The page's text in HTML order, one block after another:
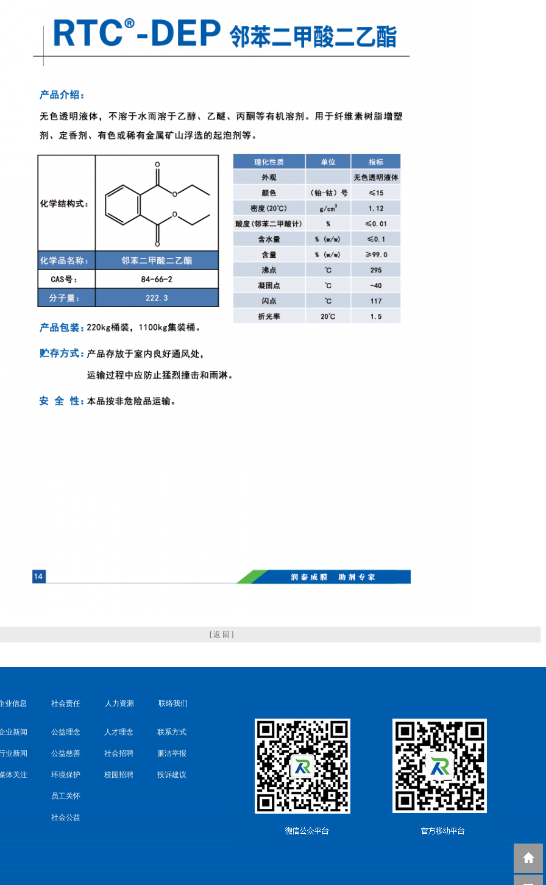
[ 返 回 ]
业信息 社会责任 人力资源 联络我们
业新闻
业新闻
体关注
公益理念
公益慈善
环境保护
员工关怀
社会公益
人才理念
社会招聘
校园招聘
联系方式
廉洁举报
投诉建议